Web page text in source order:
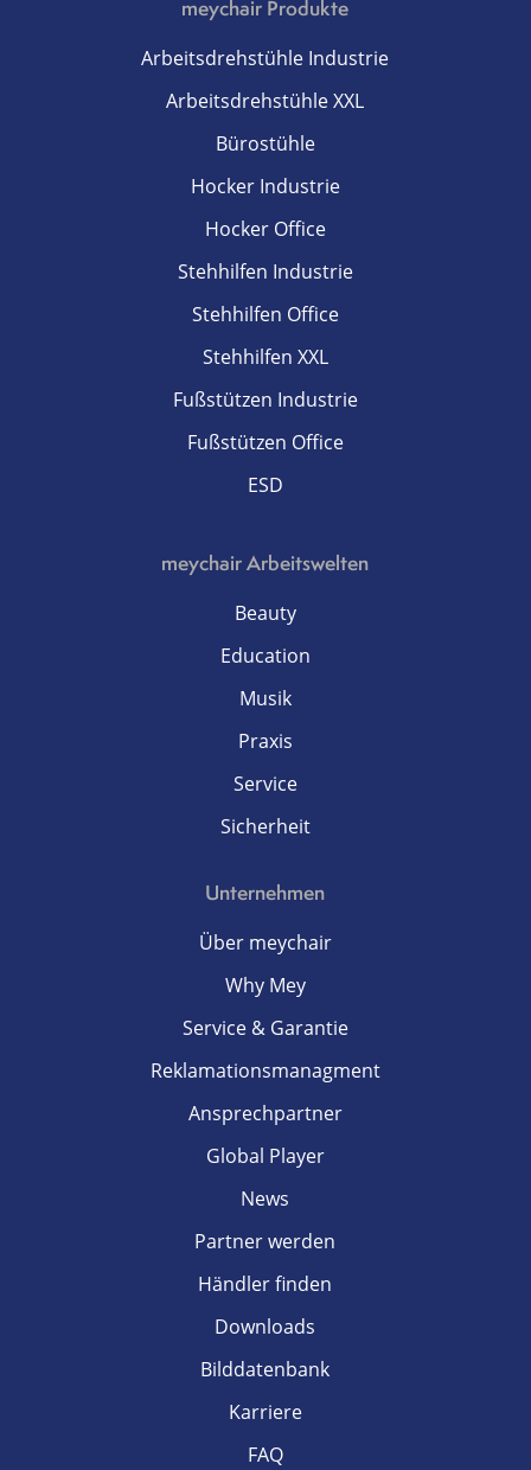
meychair Produkte
Arbeitsdrehstühle Industrie
Arbeitsdrehstühle XXL
Bürostühle
Hocker Industrie
Hocker Office
Stehhilfen Industrie
Stehhilfen Office
Stehhilfen XXL
Fußstützen Industrie
Fußstützen Office
ESD
meychair Arbeitswelten
Beauty
Education
Musik
Praxis
Service
Sicherheit
Unternehmen
Über meychair
Why Mey
Service & Garantie
Reklamationsmanagment
Ansprechpartner
Global Player
News
Partner werden
Händler finden
Downloads
Bilddatenbank
Karriere
FAQ